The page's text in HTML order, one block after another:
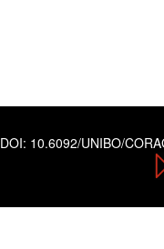
DOI: 10.6092/UNIBO/